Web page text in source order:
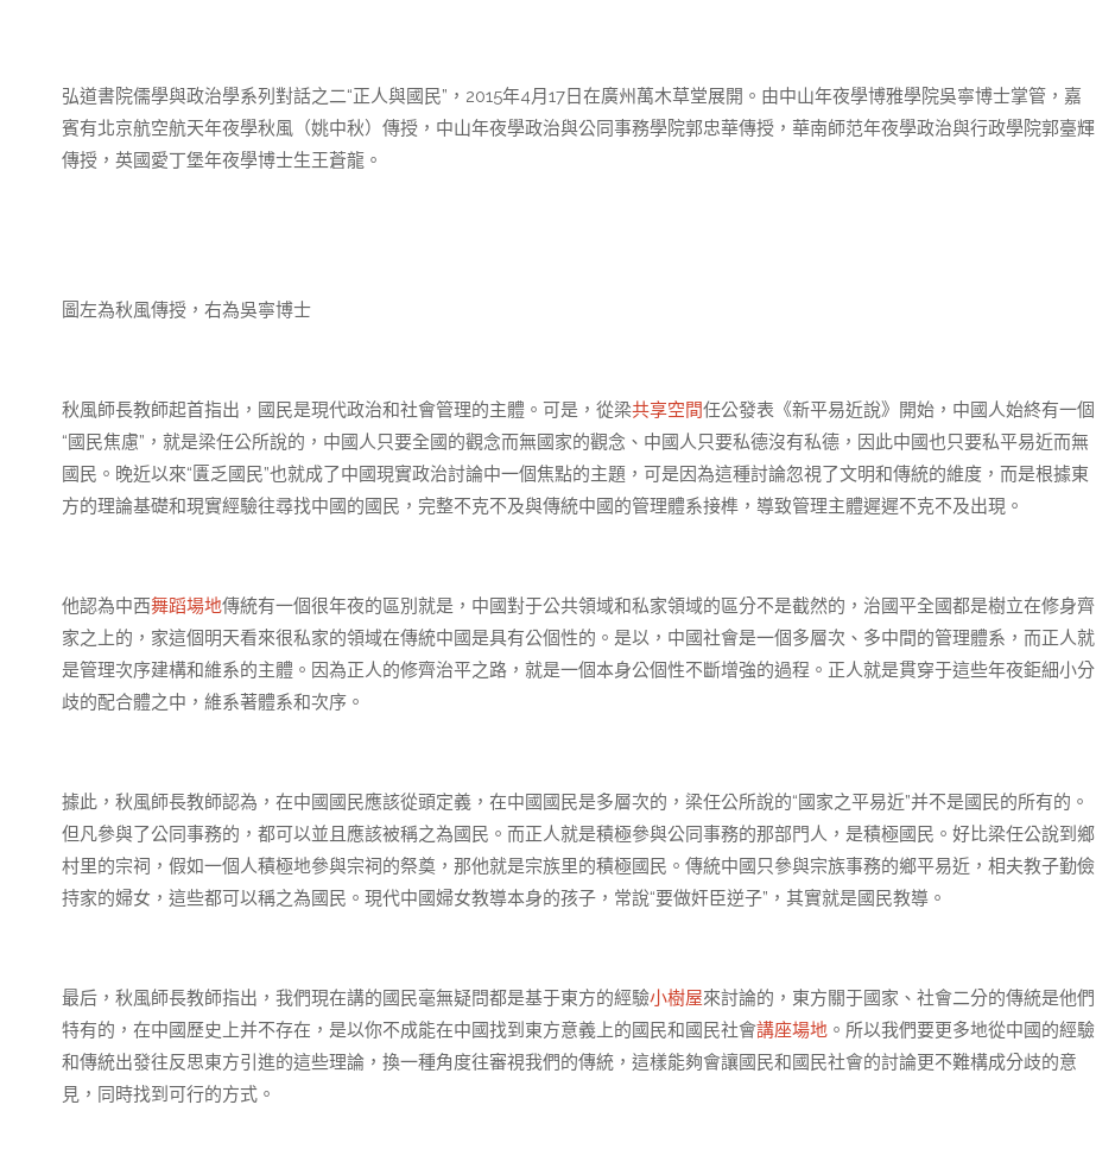
弘道書院儒學與政治學系列對話之二“正人與國民”，2015年4月17日在廣州萬木草堂展開。由中山年夜學博雅學院吳寧博士掌管，嘉
賓有北京航空航天年夜學秋風（姚中秋）傳授，中山年夜學政治與公同事務學院郭忠華傳授，華南師范年夜學政治與行政學院郭臺輝
傳授，英國愛丁堡年夜學博士生王蒼龍。
圖左為秋風傳授，右為吳寧博士
秋風師長教師起首指出，國民是現代政治和社會管理的主體。可是，從梁共享空間任公發表《新平易近說》開始，中國人始終有一個
“國民焦慮”，就是梁任公所說的，中國人只要全國的觀念而無國家的觀念、中國人只要私德沒有私德，因此中國也只要私平易近而無
國民。晚近以來“匱乏國民”也就成了中國現實政治討論中一個焦點的主題，可是因為這種討論忽視了文明和傳統的維度，而是根據東
方的理論基礎和現實經驗往尋找中國的國民，完整不克不及與傳統中國的管理體系接榫，導致管理主體遲遲不克不及出現。
他認為中西舞蹈場地傳統有一個很年夜的區別就是，中國對于公共領域和私家領域的區分不是截然的，治國平全國都是樹立在修身齊
家之上的，家這個明天看來很私家的領域在傳統中國是具有公個性的。是以，中國社會是一個多層次、多中間的管理體系，而正人就
是管理次序建構和維系的主體。因為正人的修齊治平之路，就是一個本身公個性不斷增強的過程。正人就是貫穿于這些年夜鉅細小分
歧的配合體之中，維系著體系和次序。
據此，秋風師長教師認為，在中國國民應該從頭定義，在中國國民是多層次的，梁任公所說的“國家之平易近”并不是國民的所有的。
但凡參與了公同事務的，都可以並且應該被稱之為國民。而正人就是積極參與公同事務的那部門人，是積極國民。好比梁任公說到鄉
村里的宗祠，假如一個人積極地參與宗祠的祭奠，那他就是宗族里的積極國民。傳統中國只參與宗族事務的鄉平易近，相夫教子勤儉
持家的婦女，這些都可以稱之為國民。現代中國婦女教導本身的孩子，常說“要做奸臣逆子”，其實就是國民教導。
最后，秋風師長教師指出，我們現在講的國民毫無疑問都是基于東方的經驗小樹屋來討論的，東方關于國家、社會二分的傳統是他們
特有的，在中國歷史上并不存在，是以你不成能在中國找到東方意義上的國民和國民社會講座場地 。所以我們要更多地從中國的經驗
和傳統出發往反思東方引進的這些理論，換一種角度往審視我們的傳統，這樣能夠會讓國民和國民社會的討論更不難構成分歧的意
見，同時找到可行的方式。